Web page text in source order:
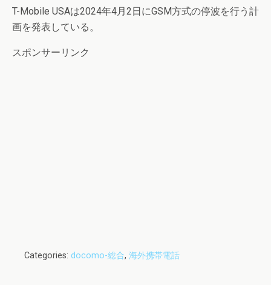
T-Mobile USAは2024年4月2日にGSM方式の停波を行う計
画を発表している。
スポンサーリンク
Categories: docomo-総合, 海外携帯電話